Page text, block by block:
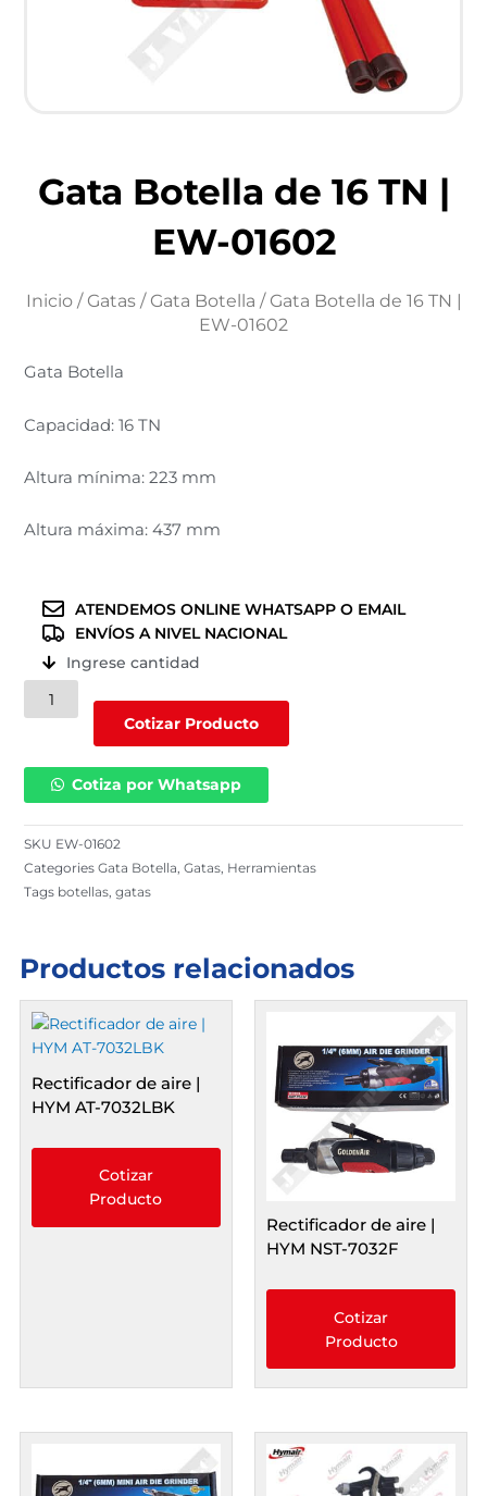
Gata Botella de 16 TN |
EW-01602
Inicio/ Gatas/ Gata Botella / Gata Botella de 16 TN |
EW-01602
Gata Botella
Capacidad: 16 TN
Altura mínima: 223 mm
Altura máxima: 437 mm
ATENDEMOS ONLINE WHATSAPP O EMAIL
ENVÍOS A NIVEL NACIONAL
Ingrese cantidad
Gata
Botella
16
EW-
01602
cantidad
Cotizar Producto
Cotiza por Whatsapp
SKU EW-01602
Categories Gata Botella,Gatas, Herramientas
Tags botellas,gatas
Productos relacionados
Rectificador de aire |
HYM AT-7032LBK
Cotizar
Producto
Rectificador de aire |
HYM NST-7032F
Cotizar
Producto